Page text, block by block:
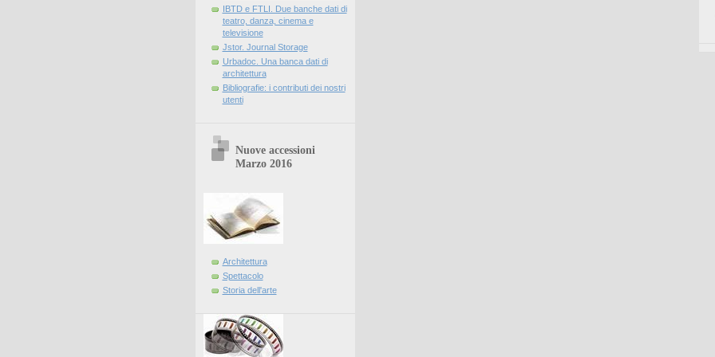
IBTD e FTLI. Due banche dati di
teatro, danza, cinema e
televisione
Jstor. Journal Storage
Urbadoc. Una banca dati di
architettura
Bibliografie: i contributi dei nostri
utenti
Nuove accessioni
Marzo 2016
Architettura
Spettacolo
Storia dell'arte